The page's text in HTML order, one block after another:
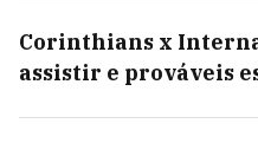
Corinthians x
assistir e prováveis